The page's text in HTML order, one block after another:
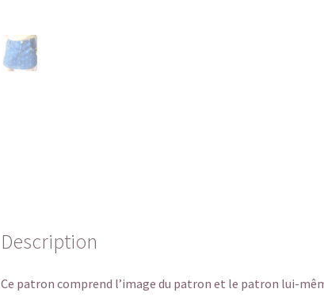
Description
Ce patron comprend l’image du patron et le patron lui-